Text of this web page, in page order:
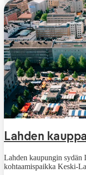
Lahden
Lahden kaupungin sydän
kohtaamispaikka Keski-